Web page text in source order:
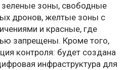
зеленые зоны, свободные
дронов, желтые зоны с
и красные, где
запрещены. Кроме того,
контроля: будет создана
инфраструктура для